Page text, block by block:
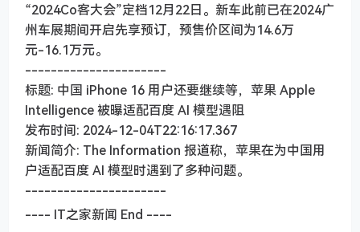
“2024Co客大会”定档12月22日。新车此前已在2024广
州车展期间开启先享预订，预售价区间为14.6万
元-16.1万元。
----------------------
标题: 中国 iPhone 16 用户还要继续等，苹果 Apple
Intelligence 被曝适配百度 AI 模型遇阻
发布时间: 2024-12-04T22:16:17.367
新闻简介: The Information 报道称，苹果在为中国用
户适配百度 AI 模型时遇到了多种问题。
----------------------
---- IT之家新闻 End ----